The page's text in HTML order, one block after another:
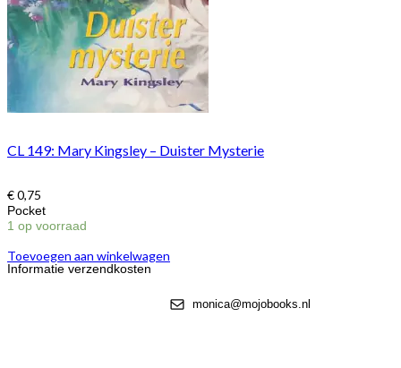
CL 149: Mary Kingsley – Duister Mysterie
Pocket
€0,75
1 op voorraad
Toevoegen aan winkelwagen
Informatie verzendkosten
monica@mojobooks.nl